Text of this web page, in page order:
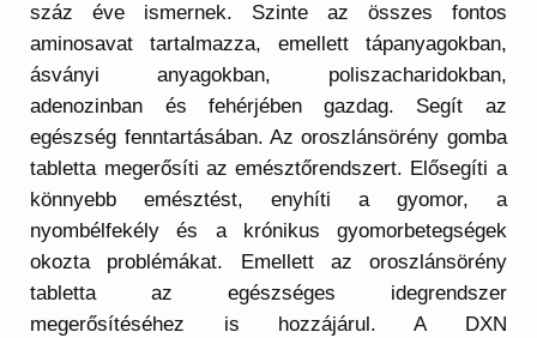
száz éve ismernek. Szinte az összes fontos
aminosavat tartalmazza, emellett tápanyagokban,
ásványi anyagokban, poliszacharidokban,
adenozinban és fehérjében gazdag. Segít az
egészség fenntartásában. Az oroszlánsörény gomba
tabletta megerősíti az emésztőrendszert. Elősegíti a
könnyebb emésztést, enyhíti a gyomor, a
nyombélfekély és a krónikus gyomorbetegségek
okozta problémákat. Emellett az oroszlánsörény
tabletta az egészséges idegrendszer
megerősítéséhez is hozzájárul. A DXN